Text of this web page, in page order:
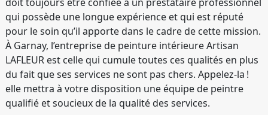
qui possède une longue expérience et qui est réputé
pour le soin qu’il apporte dans le cadre de cette mission.
À Garnay, l’entreprise de peinture intérieure Artisan
LAFLEUR est celle qui cumule toutes ces qualités en plus
du fait que ses services ne sont pas chers. Appelez-la !
elle mettra à votre disposition une équipe de peintre
qualifié et soucieux de la qualité des services.